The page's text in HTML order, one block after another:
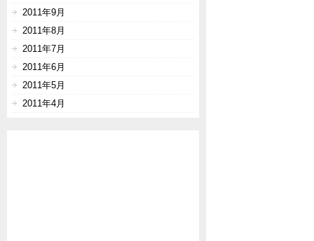
2011年9月
2011年8月
2011年7月
2011年6月
2011年5月
2011年4月